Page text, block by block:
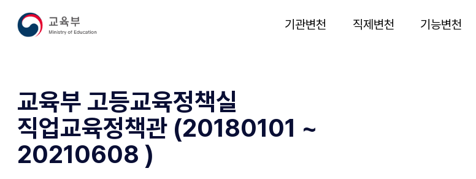
기관변천 직제변천 기능변천
교육부 고등교육정책실
직업교육정책관 (20180101 ~
20210608 )